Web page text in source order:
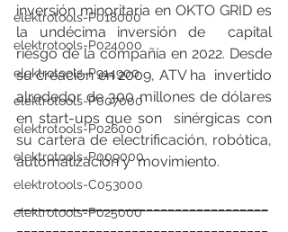
elektrotools-P018000
elektrotools-P024000
elektrotools-P914900
elektrotools-P007000
elektrotools-P026000
elektrotools-P009000
elektrotools-C053000
elektrotools-P025000
inversión minoritaria en OKTO GRID es
la undécima inversión de  capital
riesgo de la compañía en 2022. Desde
su creación en 2009, ATV ha  invertido
alrededor de 300 millones de dólares
en start-ups que son  sinérgicas con
su cartera de electrificación, robótica,
automatización y  movimiento.
___________________________________